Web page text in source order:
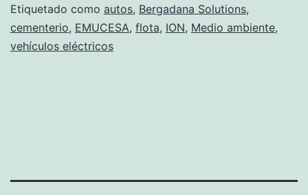
cementerio
de
Granada
Etiquetado como autos, Bergadana Solutions,
cementerio, EMUCESA, flota, ION, Medio ambiente,
vehículos eléctricos